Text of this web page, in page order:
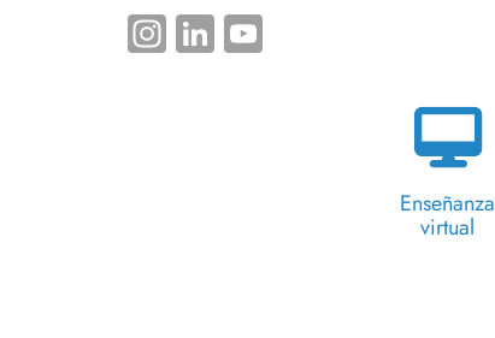
Instagram
LinkedIn
Enseñanza
virtual